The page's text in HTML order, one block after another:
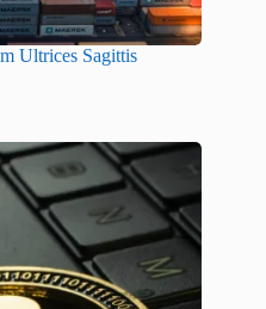
Ultrices Sagittis